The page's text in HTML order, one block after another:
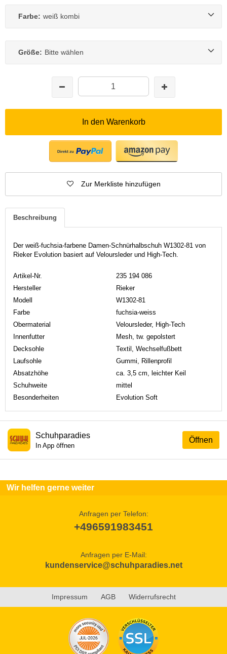
Farbe: weiß kombi
Größe: Bitte wählen
In den Warenkorb
Zur Merkliste hinzufügen
Beschreibung
Der weiß-fuchsia-farbene Damen-Schnürhalbschuh W1302-81 von
Rieker Evolution basiert auf Veloursleder und High-Tech.
Artikel-Nr.
235 194 086
Hersteller
Rieker
Modell
W1302-81
Farbe
fuchsia-weiss
Obermaterial
Veloursleder, High-Tech
Innenfutter
Mesh, tw. gepolstert
Decksohle
Textil, Wechselfußbett
Laufsohle
Gummi, Rillenprofil
Absatzhöhe
ca. 3,5 cm, leichter Keil
Schuhweite
mittel
Besonderheiten
Evolution Soft
Öffnen
Schuhparadies
In App öffnen
Wir helfen gerne weiter
Anfragen per Telefon:
+496591983451
Anfragen per E-Mail:
kundenservice@schuhparadies.net
Impressum AGB Widerrufsrecht